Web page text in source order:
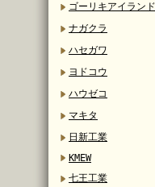
ゴーリキアイランド
ナガクラ
ハセガワ
ヨドコウ
ハウゼコ
マキタ
日新工業
KMEW
七王工業